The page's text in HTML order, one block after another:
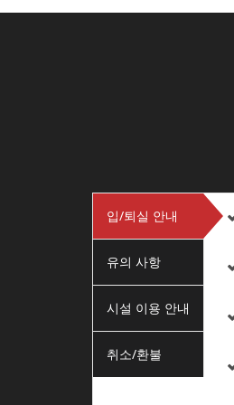
입/퇴실 안내
유의 사항
시설 이용 안내
취소/환불